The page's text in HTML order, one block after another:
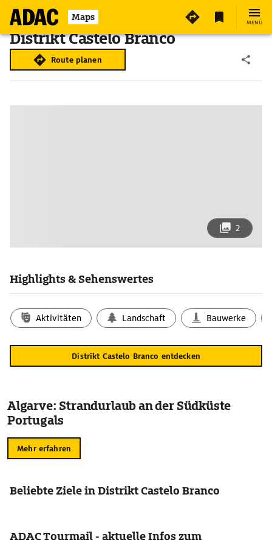
Maps MENÜ
Distrikt Castelo Branco
Route planen
2
Highlights & Sehenswertes
Aktivitäten Landschaft Bauwerke
Distrikt Castelo Branco entdecken
Algarve: Strandurlaub an der Südküste
Portugals
Mehr erfahren
Beliebte Ziele in Distrikt Castelo Branco
ADAC Tourmail - aktuelle Infos zum